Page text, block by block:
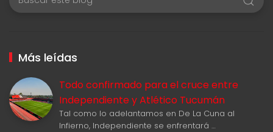
Más leídas
Todo confirmado para el cruce entre
Independiente y Atlético Tucumán
Tal como lo adelantamos en De La Cuna al
Infierno, Independiente se enfrentará …